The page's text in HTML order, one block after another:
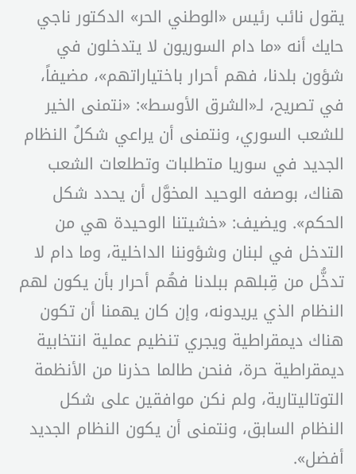
يقول نائب رئيس «الوطني الحر» الدكتور ناجي
حايك أنه «ما دام السوريون لا يتدخلون في
شؤون بلدنا، فهم أحرار باختياراتهم»، مضيفاً،
في تصريح، لـ«الشرق الأوسط»: «نتمنى الخير
للشعب السوري، ونتمنى أن يراعي شكلُ النظام
الجديد في سوريا متطلبات وتطلعات الشعب
هناك، بوصفه الوحيد المخوَّل أن يحدد شكل
الحكم». ويضيف: «خشيتنا الوحيدة هي من
التدخل في لبنان وشؤوننا الداخلية، وما دام لا
تدخُّل من قِبلهم ببلدنا فهُم أحرار بأن يكون لهم
النظام الذي يريدونه، وإن كان يهمنا أن تكون
هناك ديمقراطية ويجري تنظيم عملية انتخابية
ديمقراطية حرة، فنحن طالما حذرنا من الأنظمة
التوتاليتارية، ولم نكن موافقين على شكل
النظام السابق، ونتمنى أن يكون النظام الجديد
أفضل».